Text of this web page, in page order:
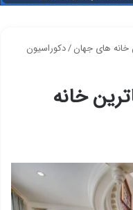
/دکوراسیون
خانه